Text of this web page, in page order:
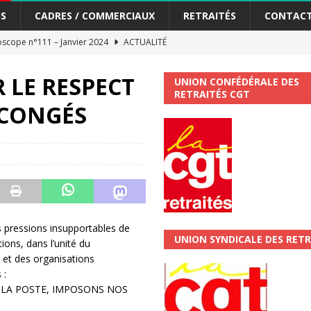
CADRES / COMMERCIAUX RETRAITÉS
n°111 – Janvier 2024
ACTUALITÉ
Gardons la main sur nos congés !
et…. des augmentations pour les salariéS !!!
de développement de la Direction Commerciale DDCE/Télévente :
Sociales et Culturelles : Un droit, pas un cadeau !
n°126
RESPECT
pressions insupportables de
dans l’unité du
des organisations
:
POSTE, IMPOSONS NOS
UNION CONFÉDÉRALE DES
RETRAITÉS CGT
UNION SYNDICALE DES